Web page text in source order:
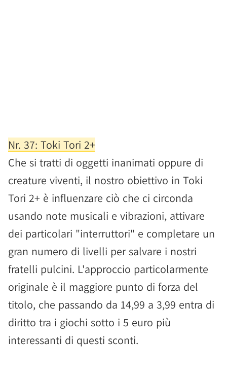
Nr. 37: Toki Tori 2+
Che si tratti di oggetti inanimati oppure di
creature viventi, il nostro obiettivo in Toki
Tori 2+ è influenzare ciò che ci circonda
usando note musicali e vibrazioni, attivare
dei particolari "interruttori" e completare un
gran numero di livelli per salvare i nostri
fratelli pulcini. L'approccio particolarmente
originale è il maggiore punto di forza del
titolo, che passando da 14,99 a 3,99 entra di
diritto tra i giochi sotto i 5 euro più
interessanti di questi sconti.